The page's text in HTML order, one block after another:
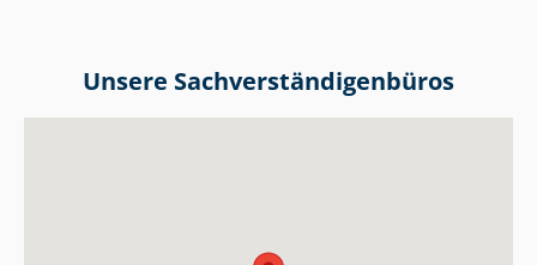
Unsere Sach­ver­stän­di­gen­bü­ros